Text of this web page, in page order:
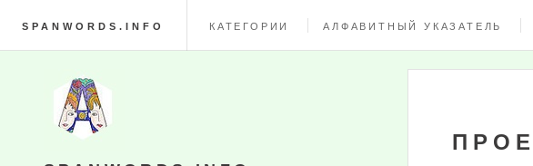
SPANWORDS.INFO КАТЕГОРИИ АЛФАВИТНЫЙ УКАЗАТЕЛЬ